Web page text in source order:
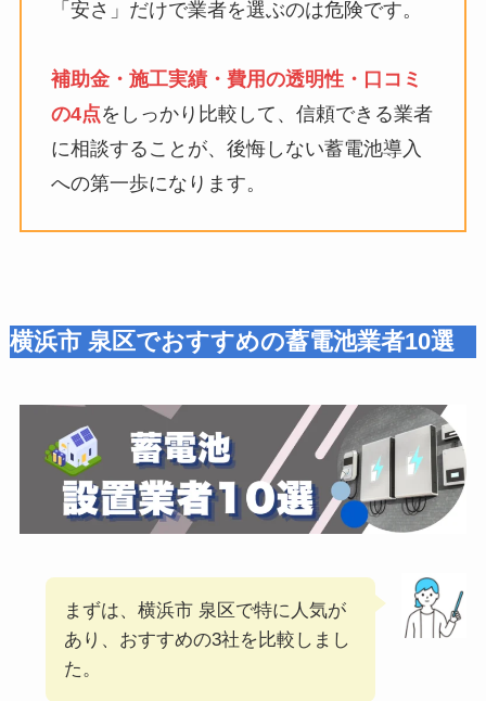
「安さ」だけで業者を選ぶのは危険です。
補助金・施工実績・費用の透明性・口コミ
の4点をしっかり比較して、信頼できる業者
に相談することが、後悔しない蓄電池導入
への第一歩になります。
横浜市 泉区でおすすめの蓄電池業者10選
まずは、横浜市 泉区で特に人気が
あり、おすすめの3社を比較しまし
た。